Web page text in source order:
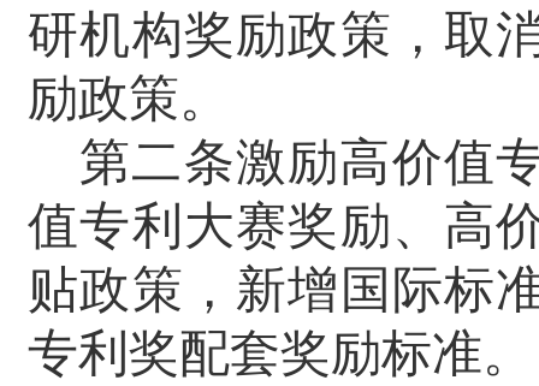
研机构奖励政策，取
励政策。
第二条激励高价值
值专利大赛奖励、高
贴政策，新增国际标
专利奖配套奖励标准。